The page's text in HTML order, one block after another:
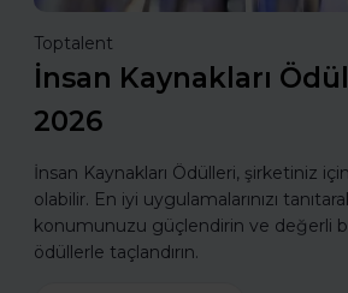
Toptalent
İnsan Kaynakları
2026
İnsan Kaynakları Ödülleri, şirketiniz için
olabilir. En iyi uygulamalarınızı
konumunuzu güçlendirin ve değerli
ödüllerle taçlandırın.